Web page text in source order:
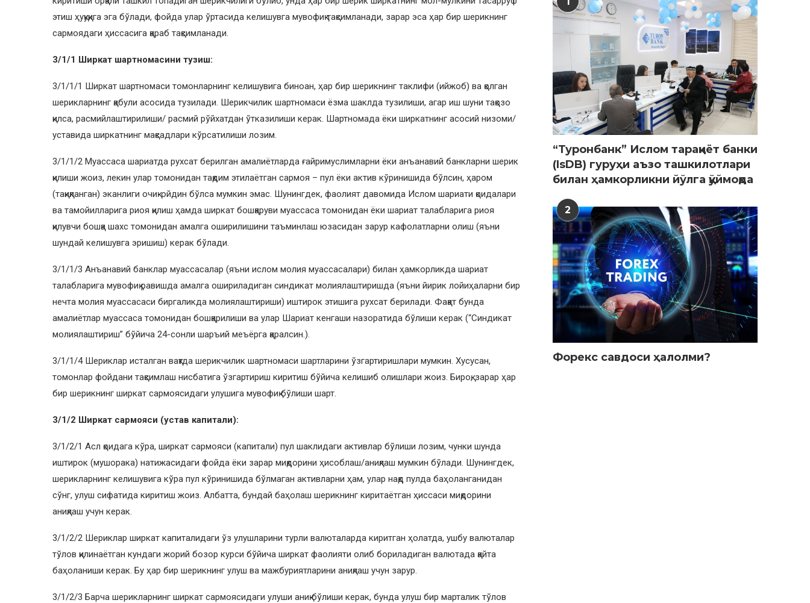
этиш ҳуқуқига эга бўлади, фойда улар ўртасида келишувга мувофиқ тақсимланади, зарар эса ҳар бир шерикнинг
сармоядаги ҳиссасига қараб тақсимланади.
3/1/1 Ширкат шартномасини тузиш:
3/1/1/1 Ширкат шартномаси томонларнинг келишувига биноан, ҳар бир шерикнинг таклифи (ийжоб) ва қолган
шерикларнинг қабули асосида тузилади. Шерикчилик шартномаси ёзма шаклда тузилиши, агар иш шуни тақозо
қилса, расмийлаштирилиши/ расмий рўйхатдан ўтказилиши керак. Шартномада ёки ширкатнинг асосий низоми/
уставида ширкатнинг мақсадлари кўрсатилиши лозим.
3/1/1/2 Муассаса шариатда рухсат берилган амалиётларда ғайримуслимларни ёки анъанавий банкларни шерик
қилиши жоиз, лекин улар томонидан тақдим этилаётган сармоя – пул ёки актив кўринишида бўлсин, ҳаром
(тақиқланган) эканлиги очиқ-ойдин бўлса мумкин эмас. Шунингдек, фаолият давомида Ислом шариати қоидалари
ва тамойилларига риоя қилиш ҳамда ширкат бошқаруви муассаса томонидан ёки шариат талабларига риоя
қилувчи бошқа шахс томонидан амалга оширилишини таъминлаш юзасидан зарур кафолатларни олиш (яъни
шундай келишувга эришиш) керак бўлади.
3/1/1/3 Анъанавий банклар муассасалар (яъни ислом молия муассасалари) билан ҳамкорликда шариат
талабларига мувофиқ равишда амалга ошириладиган синдикат молиялаштиришда (яъни йирик лойиҳаларни бир
нечта молия муассасаси биргаликда молиялаштириши) иштирок этишига рухсат берилади. Фақат бунда
амалиётлар муассаса томонидан бошқарилиши ва улар Шариат кенгаши назоратида бўлиши керак (“Синдикат
молиялаштириш” бўйича 24-сонли шаръий меъёрга қаралсин.).
3/1/1/4 Шериклар исталган вақтда шерикчилик шартномаси шартларини ўзгартиришлари мумкин. Хусусан,
томонлар фойдани тақсимлаш нисбатига ўзгартириш киритиш бўйича келишиб олишлари жоиз. Бироқ, зарар ҳар
бир шерикнинг ширкат сармоясидаги улушига мувофиқ бўлиши шарт.
3/1/2 Ширкат сармояси (устав капитали):
3/1/2/1 Асл қоидага кўра, ширкат сармояси (капитали) пул шаклидаги активлар бўлиши лозим, чунки шунда
иштирок (мушорака) натижасидаги фойда ёки зарар миқдорини ҳисоблаш/аниқлаш мумкин бўлади. Шунингдек,
шерикларнинг келишувига кўра пул кўринишида бўлмаган активларни ҳам, улар нақд пулда баҳоланганидан
сўнг, улуш сифатида киритиш жоиз. Албатта, бундай баҳолаш шерикнинг киритаётган ҳиссаси миқдорини
аниқлаш учун керак.
3/1/2/2 Шериклар ширкат капиталидаги ўз улушларини турли валюталарда киритган ҳолатда, ушбу валюталар
тўлов қилинаётган кундаги жорий бозор курси бўйича ширкат фаолияти олиб бориладиган валютада қайта
баҳоланиши керак. Бу ҳар бир шерикнинг улуш ва мажбуриятларини аниқлаш учун зарур.
3/1/2/3 Барча шерикларнинг ширкат сармоясидаги улуши аниқ бўлиши керак, бунда улуш бир марталик тўлов
“Туронбанк” Ислом тараққиёт банки
(IsDB) гуруҳи аъзо ташкилотлари
билан ҳамкорликни йўлга қўймоқда
2
Форекс савдоси ҳалолми?